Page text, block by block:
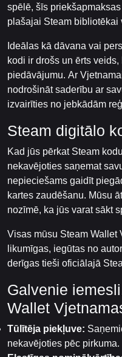
spēlē, šīs
plašajai Steam bibliotēkai
Ideālas kā dāvana vai
kodi ir drošs un ērts
piedāvājumu. Ar
nodrošināt saderību ar
izvairīties no jebkādām
Steam digitālo
Kad jūs pērkat Steam
nekavējoties saņemat
nepieciešams gaidīt
kartes zaudēšanu. Mūsu
nozīmē, ka jūs varat sākt
Visas mūsu Steam Wallet
likumīgas, iegūtas no
derīgas tieši oficiālajā
Galvenie
Wallet
Tūlītēja piekļuve:
nekavējoties pēc pirkuma.